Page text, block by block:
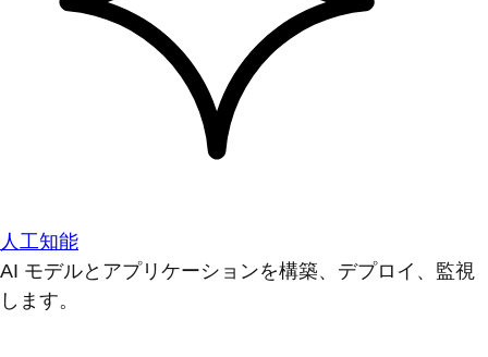
人工知能
AI モデルとアプリケーションを構築、デプロイ、監視
します。